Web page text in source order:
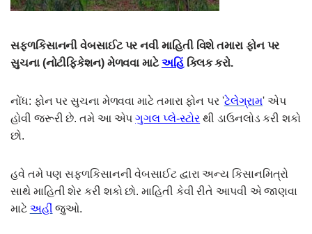
સફ્ળકિસાનની વેબસાઈટ પર નવી માહિતી વિશે તમારા ફોન પર
સુચના (નોટીફિકેશન) મેળવવા માટેઅહિંક્લિક કરો.
નોંધ: ફોન પર સુચના મેળવવા માટે તમારા ફોન પર 'ટેલેગ્રામ' એપ
હોવી જરૂરી છે. તમે આ એપગુગલ પ્લે-સ્ટોર થી ડાઉનલોડ કરી શકો
છો.
હવે તમે પણ સફળકિસાનની વેબસાઈટ દ્વારા અન્ય કિસાનમિત્રો
સાથે માહિતી શેર કરી શકો છો. માહિતી કેવી રીતે આપવી એ જાણવા
માટે અહીં જુઓ.